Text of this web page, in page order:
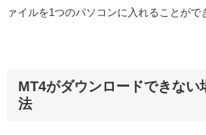
ァイルを1つのパソコンに入れることがで
MT4がダウンロードできない
法